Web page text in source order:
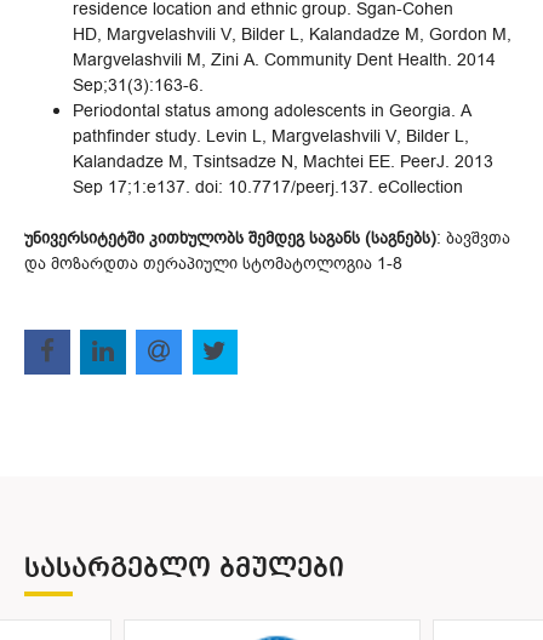
residence location and ethnic group. Sgan-Cohen
HD, Margvelashvili V, Bilder L, Kalandadze M, Gordon M,
Margvelashvili M, Zini A. Community Dent Health. 2014
Sep;31(3):163-6.
Periodontal status among adolescents in Georgia. A
pathfinder study. Levin L, Margvelashvili V, Bilder L,
Kalandadze M, Tsintsadze N, Machtei EE. PeerJ. 2013
Sep 17;1:e137. doi: 10.7717/peerj.137. eCollection
უნივერსიტეტში კითხულობს შემდეგ საგანს (საგნებს): ბავშვთა
და მოზარდთა თერაპიული სტომატოლოგია 1-8
ᲡᲐᲡᲐᲠᲒᲔᲑᲚᲝ ᲑᲛᲣᲚᲔᲑᲘ